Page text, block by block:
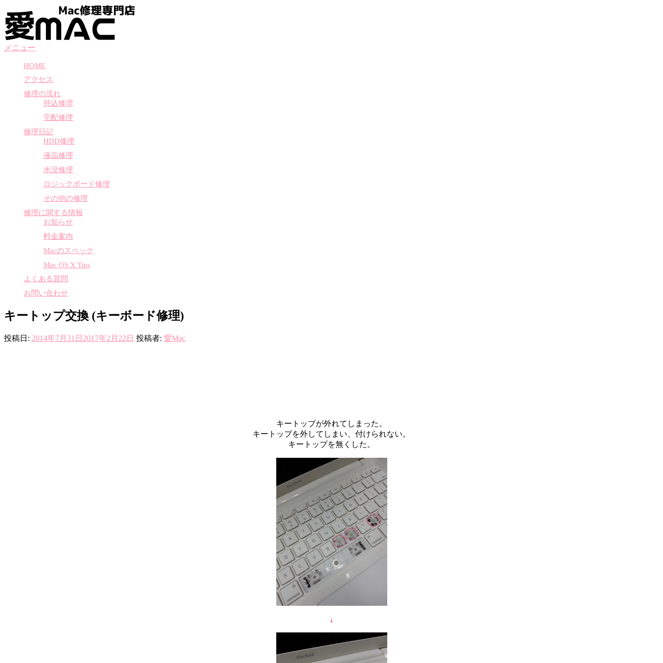
ン
テ
ン
ツ
メニュー
HOME
アクセス
修理の流れ
持込修理
宅配修理
修理日記
HDD修理
液晶修理
水没修理
ロジックボード修理
その他の修理
修理に関する情報
お知らせ
料金案内
Macのスペック
Mac OS X Tips
よくある質問
お問い合わせ
キートップ交換 (キーボード修理)
投稿日: 2014年7月31日 2017年2月22日 投稿者: 愛Mac
キートップが外れてしまった。
キートップを外してしまい、付けられない。
キートップを無くした。
↓